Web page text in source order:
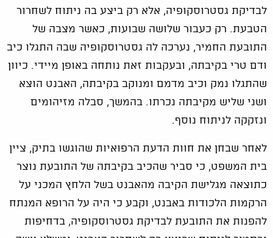
לבדיקת גסטרוסקופיה, אלא רק ביצע בה ניתוח לשחרור
הטבעת. רק כעבור שלושה שבועות, כאשר מצבה של
התובעת החמיר, נערכה לה גסטרוסקופיה שבה התגלו כיב
ודם טרי בקיבתה, ובעקבות זאת נותחה באופן מיידי. כיוון
שהתגלו נמק וכיב מדמם ומנוקב בקיבתה, האבנט הוצא
ושני שליש מקיבתה נכרתו. בהמשך, סבלה מזיהומים
ונזקקה לניתוח נוסף.
לאחר שבחן את חוות הדעת הרפואיות שהוגשו בתיק, ציין
בית המשפט, כי סביר שהכיב בקיבתה של התובעת נוצר
כתוצאה מגלישת הקיבה מהאבנט בשל הלחץ המכני על
הרקמות הלכודות באבנט, וקבע כי היה על הרופא המנתח
להפנות את התובעת לבדיקת גסטרוסקופיה, בדחיפות